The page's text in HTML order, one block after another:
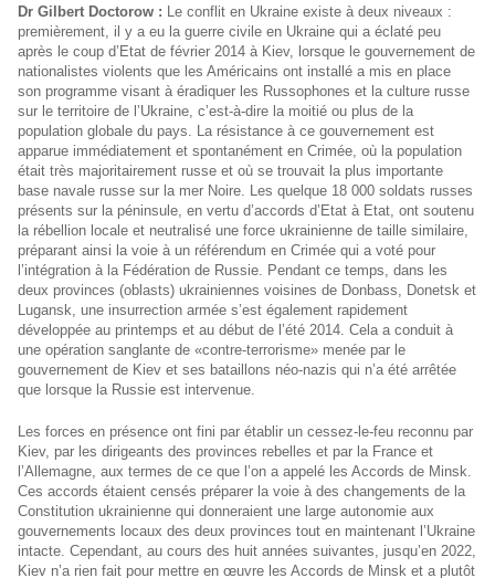
Dr Gilbert Doctorow : Le conflit en Ukraine existe à deux niveaux :
premièrement, il y a eu la guerre civile en Ukraine qui a éclaté peu
après le coup d’Etat de février 2014 à Kiev, lorsque le gouvernement de
nationalistes violents que les Américains ont installé a mis en place
son programme visant à éradiquer les Russophones et la culture russe
sur le territoire de l’Ukraine, c’est-à-dire la moitié ou plus de la
population globale du pays. La résistance à ce gouvernement est
apparue immédiatement et spontanément en Crimée, où la population
était très majoritairement russe et où se trouvait la plus importante
base navale russe sur la mer Noire. Les quelque 18 000 soldats russes
présents sur la péninsule, en vertu d’accords d’Etat à Etat, ont soutenu
la rébellion locale et neutralisé une force ukrainienne de taille similaire,
préparant ainsi la voie à un référendum en Crimée qui a voté pour
l’intégration à la Fédération de Russie. Pendant ce temps, dans les
deux provinces (oblasts) ukrainiennes voisines de Donbass, Donetsk et
Lugansk, une insurrection armée s’est également rapidement
développée au printemps et au début de l’été 2014. Cela a conduit à
une opération sanglante de «contre-terrorisme» menée par le
gouvernement de Kiev et ses bataillons néo-nazis qui n’a été arrêtée
que lorsque la Russie est intervenue.
Les forces en présence ont fini par établir un cessez-le-feu reconnu par
Kiev, par les dirigeants des provinces rebelles et par la France et
l’Allemagne, aux termes de ce que l’on a appelé les Accords de Minsk.
Ces accords étaient censés préparer la voie à des changements de la
Constitution ukrainienne qui donneraient une large autonomie aux
gouvernements locaux des deux provinces tout en maintenant l’Ukraine
intacte. Cependant, au cours des huit années suivantes, jusqu’en 2022,
Kiev n’a rien fait pour mettre en œuvre les Accords de Minsk et a plutôt